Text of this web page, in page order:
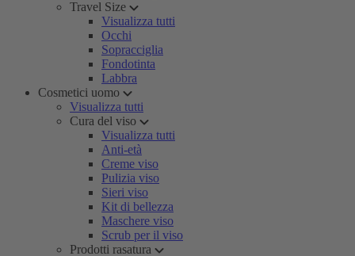
Travel Size
Visualizza tutti
Occhi
Sopracciglia
Fondotinta
Labbra
Cosmetici uomo
Visualizza tutti
Cura del viso
Visualizza tutti
Anti-età
Creme viso
Pulizia viso
Sieri viso
Kit di bellezza
Maschere viso
Scrub per il viso
Prodotti rasatura